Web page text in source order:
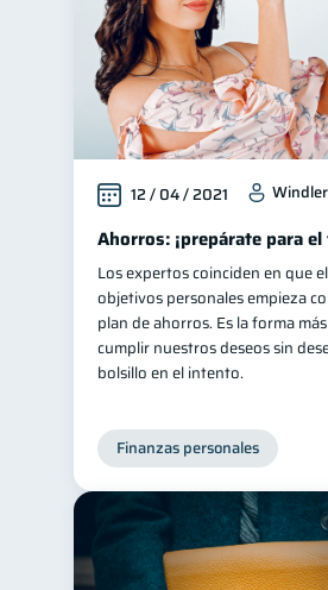
12 / 04 / 2021
Ahorros: ¡prepárate para
Los expertos coinciden en que
objetivos personales empieza
plan de ahorros. Es la forma
cumplir nuestros deseos sin
bolsillo en el intento.
Finanzas personales